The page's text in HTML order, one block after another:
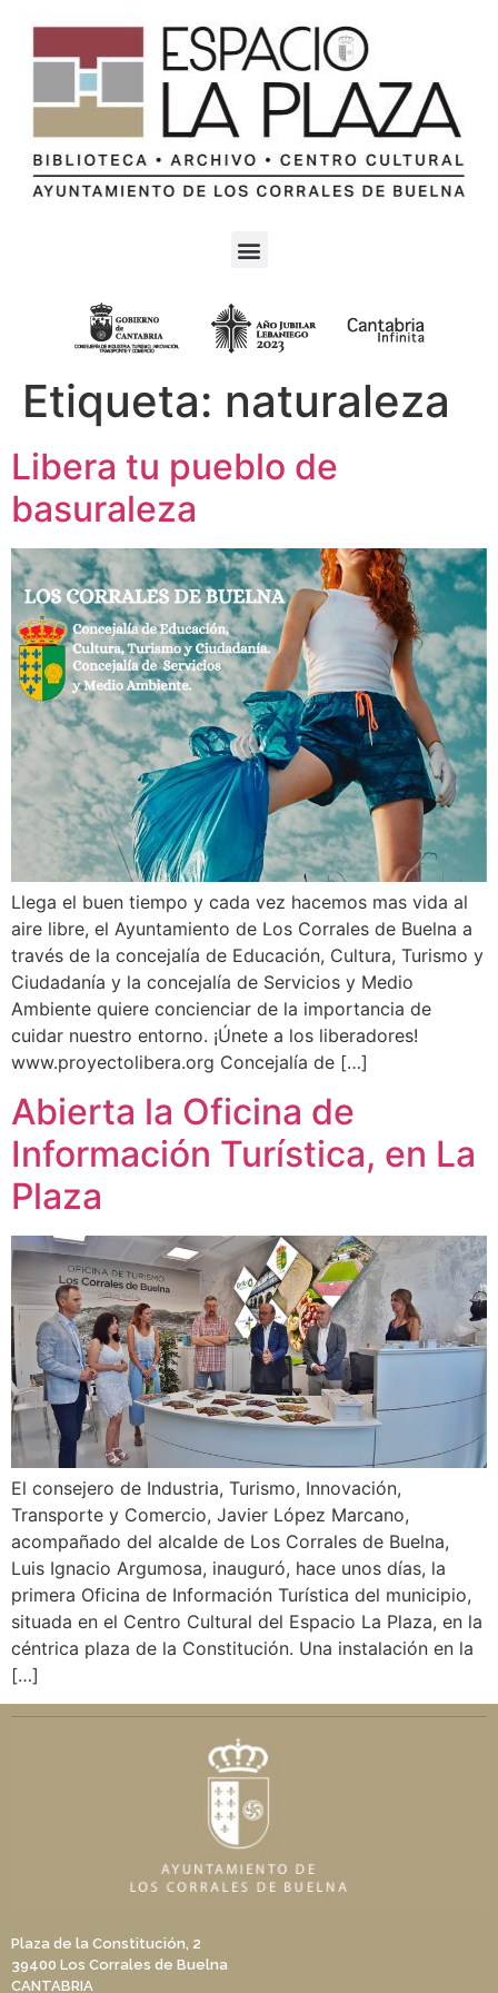
Etiqueta: naturaleza
Libera tu pueblo de
basuraleza
Llega el buen tiempo y cada vez hacemos mas vida al
aire libre, el Ayuntamiento de Los Corrales de Buelna a
través de la concejalía de Educación, Cultura, Turismo y
Ciudadanía y la concejalía de Servicios y Medio
Ambiente quiere concienciar de la importancia de
cuidar nuestro entorno. ¡Únete a los liberadores!
www.proyectolibera.org Concejalía de […]
Abierta la Oficina de
Información Turística, en La
Plaza
El consejero de Industria, Turismo, Innovación,
Transporte y Comercio, Javier López Marcano,
acompañado del alcalde de Los Corrales de Buelna,
Luis Ignacio Argumosa, inauguró, hace unos días, la
primera Oficina de Información Turística del municipio,
situada en el Centro Cultural del Espacio La Plaza, en la
céntrica plaza de la Constitución. Una instalación en la
[…]
Plaza de la Constitución, 2
39400 Los Corrales de Buelna
CANTABRIA